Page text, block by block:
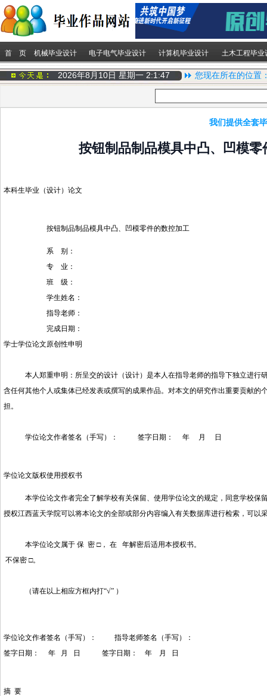
首 页 机械毕业设计 电子电气毕业设计 计算机毕业设计 土木工程毕业
2026年8月10日 星期一 2:1:48 您现在所在的位置
我们提供全套
按钮制品制品模具中凸、凹模
本科生毕业（设计）论文
按钮制品制品模具中凸、凹模零件的数控加工
系 别：
专 业：
班 级：
学生姓名：
指导老师：
完成日期：
学士学位论文原创性申明
本人郑重申明：所呈交的设计（设计）是本人在指导老师的指导下独立进行研
含任何其他个人或集体已经发表或撰写的成果作品。对本文的研究作出重要贡献
担。
学位论文作者签名（手写）： 签字日期： 年 月 日
学位论文版权使用授权书
本学位论文作者完全了解学校有关保留、使用学位论文的规定，同意学校保留
授权江西蓝天学院可以将本论文的全部或部分内容编入有关数据库进行检索，可以
本学位论文属于 保 密 □， 在 年解密后适用本授权书。
不保密 □。
（请在以上相应方框内打“√” ）
学位论文作者签名（手写）： 指导老师签名（手写）：
签字日期： 年 月 日 签字日期： 年 月 日
摘 要